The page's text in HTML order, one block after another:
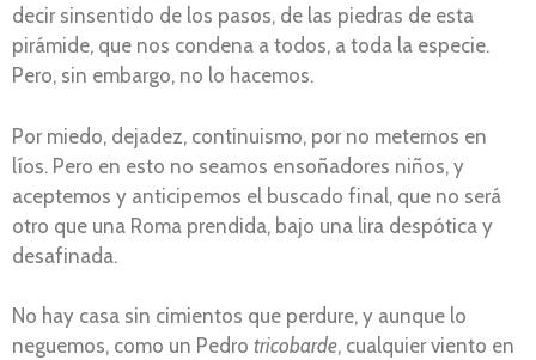
decir sinsentido de los pasos, de las piedras de esta
pirámide, que nos condena a todos, a toda la especie.
Pero, sin embargo, no lo hacemos.
Por miedo, dejadez, continuismo, por no meternos en
líos. Pero en esto no seamos ensoñadores niños, y
aceptemos y anticipemos el buscado final, que no será
otro que una Roma prendida, bajo una lira despótica y
desafinada.
No hay casa sin cimientos que perdure, y aunque lo
neguemos, como un Pedro tricobarde, cualquier viento en